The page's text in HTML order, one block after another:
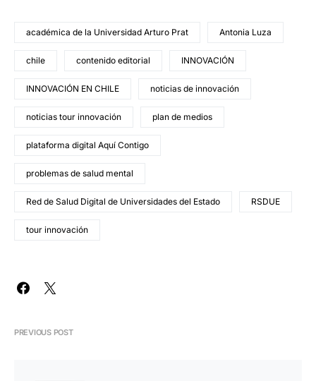
académica de la Universidad Arturo Prat Antonia Luza
chile contenido editorial INNOVACIÓN
INNOVACIÓN EN CHILE noticias de innovación
noticias tour innovación plan de medios
plataforma digital Aquí Contigo
problemas de salud mental
Red de Salud Digital de Universidades del Estado RSDUE
tour innovación
PREVIOUS POST